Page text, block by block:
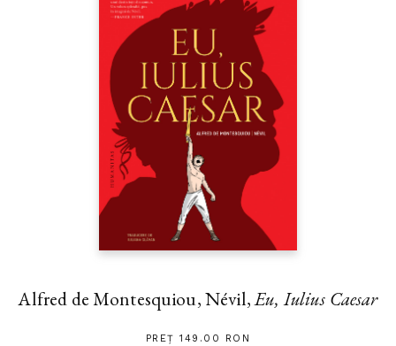
Alfred de Montesquiou, Névil,Eu, Iulius Caesar
PREȚ 149.00 RON